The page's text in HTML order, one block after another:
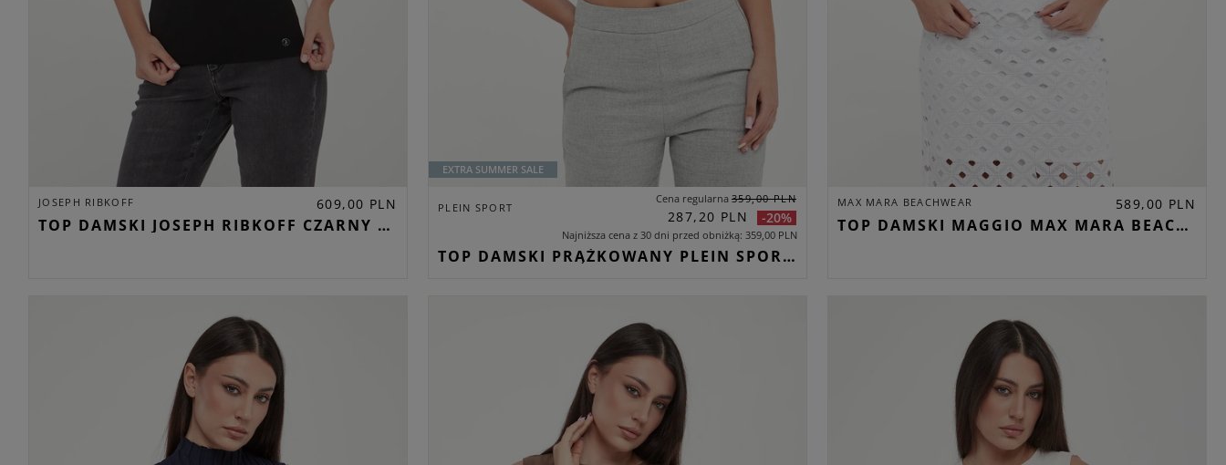
JOSEPH RIBKOFF 609,00 PLN
TOP DAMSKI JOSEPH RIBKOFF CZARNY REGULAR
EXTRA SUMMER SALE
PLEIN SPORT
Cena regularna 359,00 PLN
287,20 PLN -20%
Najniższa cena z 30 dni przed obniżką 359,00 PLN
TOP DAMSKI PRĄŻKOWANY PLEIN SPORT CZARNY CROPPED
MAX MARA BEACHWEAR 589,00 PLN
TOP DAMSKI MAGGIO MAX MARA BEACHWEAR BIAŁY REGULAR